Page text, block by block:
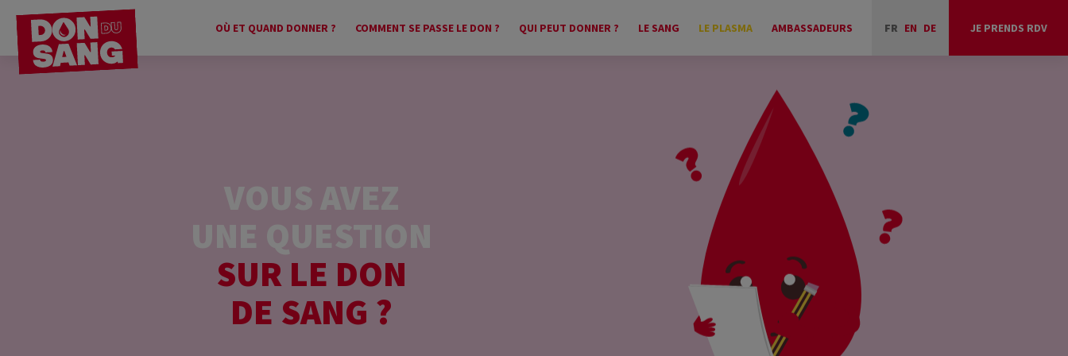
OÙ ET QUAND DONNER ? COMMENT SE PASSE LE DON ? QUI PEUT DONNER ? LE SANG LE PLASMA AMBASSADEURS FR EN DE JE PRENDS RDV
VOUS AVEZ
UNE QUESTION
SUR LE DON
DE SANG ?